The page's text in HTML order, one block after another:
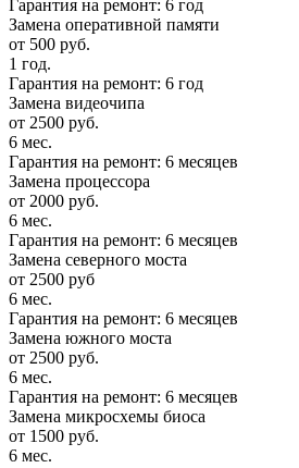
Гарантия на ремонт: 6 год
Замена оперативной памяти
от 500 руб.
1 год.
Гарантия на ремонт: 6 год
Замена видеочипа
от 2500 руб.
6 мес.
Гарантия на ремонт: 6 месяцев
Замена процессора
от 2000 руб.
6 мес.
Гарантия на ремонт: 6 месяцев
Замена северного моста
от 2500 руб
6 мес.
Гарантия на ремонт: 6 месяцев
Замена южного моста
от 2500 руб.
6 мес.
Гарантия на ремонт: 6 месяцев
Замена микросхемы биоса
от 1500 руб.
6 мес.